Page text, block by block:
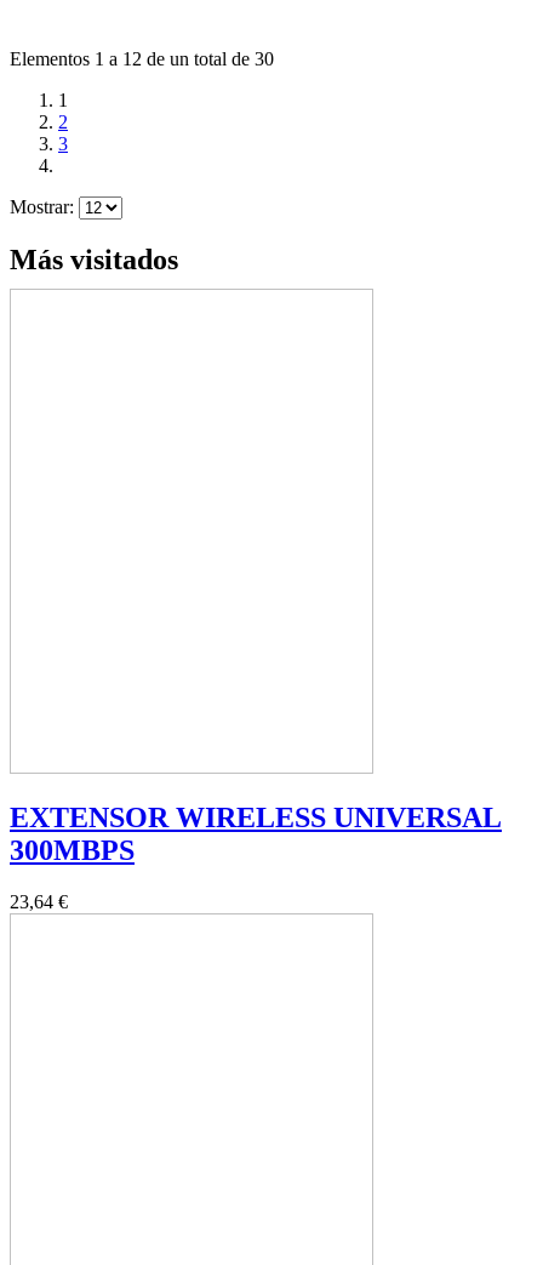
Elementos 1 a 12 de un total de 30
1
2
3
Mostrar:
Más visitados
EXTENSOR WIRELESS UNIVERSAL
300MBPS
23,64 €